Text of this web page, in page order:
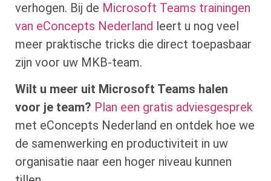
verhogen. Bij de Microsoft Teams trainingen
van eConcepts Nederland leert u nog veel
meer praktische tricks die direct toepasbaar
zijn voor uw MKB-team.
Wilt u meer uit Microsoft Teams halen
voor je team? Plan een gratis adviesgesprek
met eConcepts Nederland en ontdek hoe we
de samenwerking en productiviteit in uw
organisatie naar een hoger niveau kunnen